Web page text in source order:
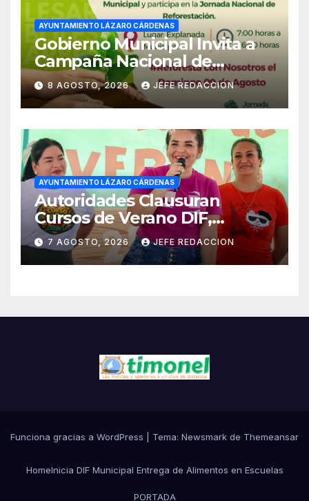
AYUNTAMIENTO LÁZARO CÁRDENAS
Gobierno Municipal Invita a
Campaña Nacional de
Reforestación
8 AGOSTO, 2026 JEFE REDACCION
AYUNTAMIENTO LÁZARO CÁRDENAS
Autoridades Clausuran
Cursos de Verano DIF,
Seguridad Pública y Casa de
Cultura 2026
7 AGOSTO, 2026 JEFE REDACCION
Funciona gracias a WordPress Tema: Newsmark de Themeansar
HomeInicia DIF Municipal Entrega de Alimentos en Escuelas
PORTADA